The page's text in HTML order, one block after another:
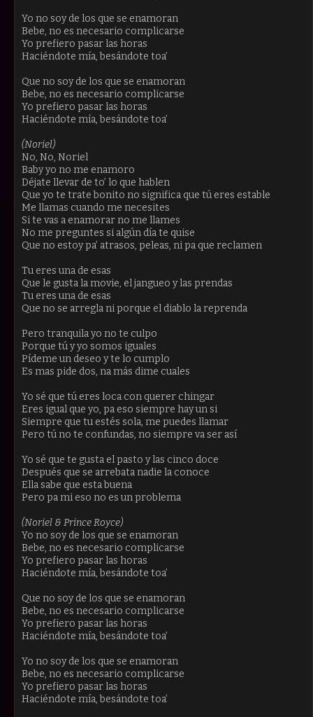
Yo no soy de los que se enamoran
Bebe, no es necesario complicarse
Yo prefiero pasar las horas
Haciéndote mía, besándote toa’
Que no soy de los que se enamoran
Bebe, no es necesario complicarse
Yo prefiero pasar las horas
Haciéndote mía, besándote toa’
(Noriel)
No, No, Noriel
Baby yo no me enamoro
Déjate llevar de to’ lo que hablen
Que yo te trate bonito no significa que tú eres estable
Me llamas cuando me necesites
Si te vas a enamorar no me llames
No me preguntes si algún día te quise
Que no estoy pa’ atrasos, peleas, ni pa que reclamen
Tu eres una de esas
Que le gusta la movie, el jangueo y las prendas
Tu eres una de esas
Que no se arregla ni porque el diablo la reprenda
Pero tranquila yo no te culpo
Porque tú y yo somos iguales
Pídeme un deseo y te lo cumplo
Es mas pide dos, na más dime cuales
Yo sé que tú eres loca con querer chingar
Eres igual que yo, pa eso siempre hay un si
Siempre que tu estés sola, me puedes llamar
Pero tú no te confundas, no siempre va ser así
Yo sé que te gusta el pasto y las cinco doce
Después que se arrebata nadie la conoce
Ella sabe que esta buena
Pero pa mi eso no es un problema
(Noriel & Prince Royce)
Yo no soy de los que se enamoran
Bebe, no es necesario complicarse
Yo prefiero pasar las horas
Haciéndote mía, besándote toa’
Que no soy de los que se enamoran
Bebe, no es necesario complicarse
Yo prefiero pasar las horas
Haciéndote mía, besándote toa’
Yo no soy de los que se enamoran
Bebe, no es necesario complicarse
Yo prefiero pasar las horas
Haciéndote mía, besándote toa’